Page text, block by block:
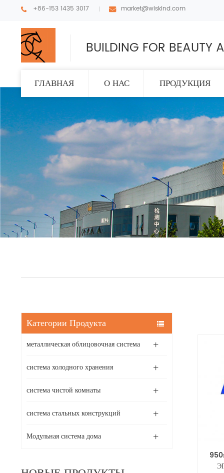
+86-153 1435 3017 market@wiskind.com
BUILDING FOR BEAUTY
ГЛАВНАЯ О НАС ПРОДУКЦИЯ
Категории Продукта
металлическая облицовочная система
система холодного хранения
система чистой комнаты
система стальных конструкций
Модульная система дома